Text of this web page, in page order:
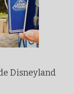
Disneyland